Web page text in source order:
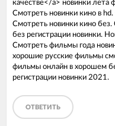
качестве</a> новинки лета
Смотреть новинки кино в
Смотреть новинки кино
без регистрации новинки.
Смотреть фильмы года
хорошие русские фильмы
фильмы онлайн в хорошем
регистрации новинки 2021.
ОТВЕТИТЬ